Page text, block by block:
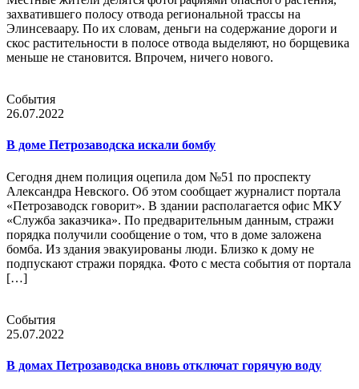
захватившего полосу отвода региональной трассы на
Элинсеваару. По их словам, деньги на содержание дороги и
скос растительности в полосе отвода выделяют, но борщевика
меньше не становится. Впрочем, ничего нового.
События
26.07.2022
В доме Петрозаводска искали бомбу
Сегодня днем полиция оцепила дом №51 по проспекту
Александра Невского. Об этом сообщает журналист портала
«Петрозаводск говорит». В здании располагается офис МКУ
«Служба заказчика». По предварительным данным, стражи
порядка получили сообщение о том, что в доме заложена
бомба. Из здания эвакуированы люди. Близко к дому не
подпускают стражи порядка. Фото с места события от портала
[…]
События
25.07.2022
В домах Петрозаводска вновь отключат горячую воду